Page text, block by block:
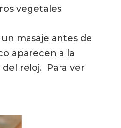
vegetales
masaje antes de
aparecen a la
del reloj. Para ver